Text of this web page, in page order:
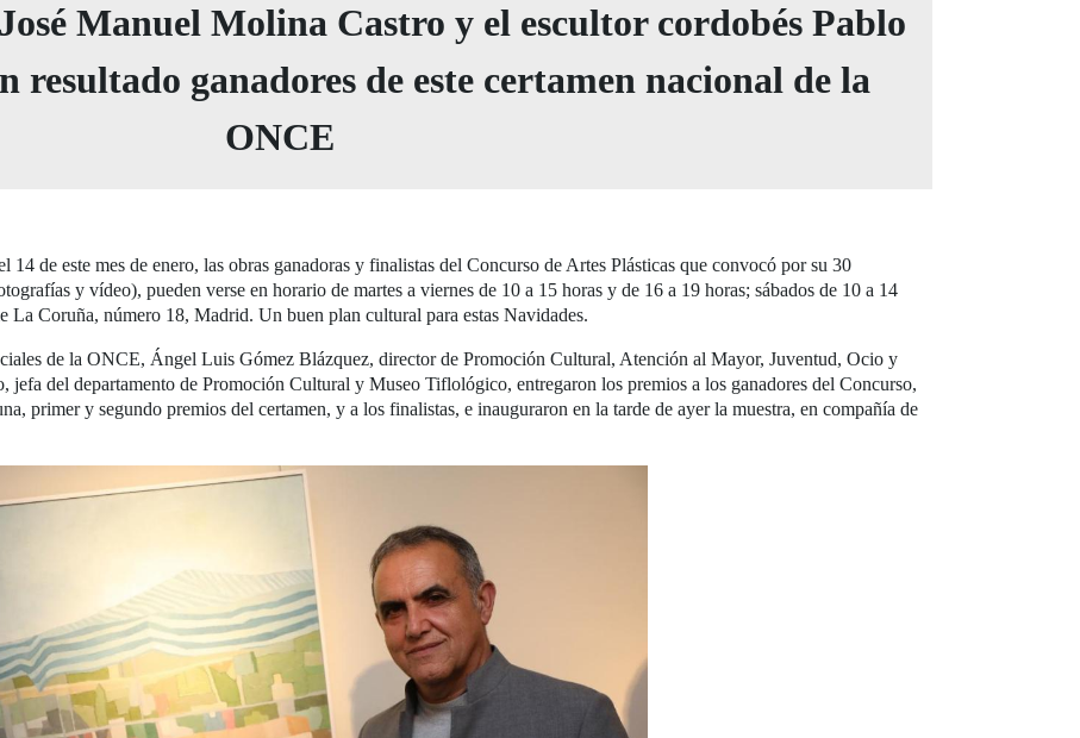
Manuel Molina Castro y el escultor cordobés Pablo
resultado ganadores de este certamen nacional de la
ONCE
14 de este mes de enero, las obras ganadoras y finalistas del Concurso de Artes Plásticas que convocó por su 30
y vídeo), pueden verse en horario de martes a viernes de 10 a 15 horas y de 16 a 19 horas; sábados de 10 a 14
La Coruña, número 18, Madrid. Un buen plan cultural para estas Navidades.
de la ONCE, Ángel Luis Gómez Blázquez, director de Promoción Cultural, Atención al Mayor, Juventud, Ocio y
jefa del departamento de Promoción Cultural y Museo Tiflológico, entregaron los premios a los ganadores del Concurso,
primer y segundo premios del certamen, y a los finalistas, e inauguraron en la tarde de ayer la muestra, en compañía de